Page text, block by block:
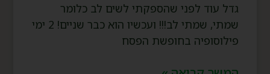
גדל עוד לפני שהספקתי לשים לב כלומר
שמתי, שמתי לב!!! ועכשיו הוא כבר שניים! 2 ימי
פילוסופיה בחופשת הפסח